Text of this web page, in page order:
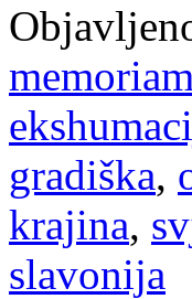
memoriam
gradiška,
krajina,
slavonija